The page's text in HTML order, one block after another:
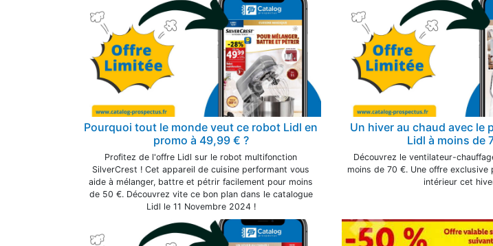
Pourquoi tout le monde veut ce robot Lidl en
promo à 49,99 € ?
Profitez de l'offre Lidl sur le robot multifonction
SilverCrest ! Cet appareil de cuisine performant vous
aide à mélanger, battre et pétrir facilement pour moins
de 50 €. Découvrez vite ce bon plan dans le catalogue
Lidl le 11 Novembre 2024 !
Un hiver au chaud avec le
Lidl à moins de
Découvrez le ventilateur-
moins de 70 €. Une offre exclusive
intérieur cet